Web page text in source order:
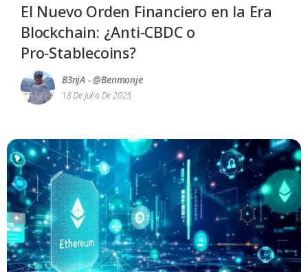
El Nuevo Orden Financiero en la Era
Blockchain: ¿Anti‑CBDC o
Pro‑Stablecoins?
B3njA - @benmonje
18 De Julio De 2025